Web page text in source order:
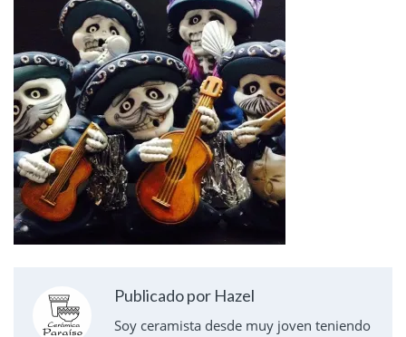
Publicado por Hazel
Soy ceramista desde muy joven teniendo